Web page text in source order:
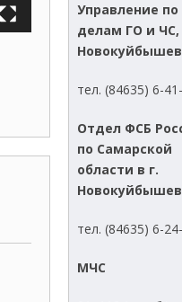
Управление по
делам ГО и ЧС,
тел. (84635) 6-
Отдел ФСБ
по Самарской
области в г.
тел. (84635) 6-
МЧС